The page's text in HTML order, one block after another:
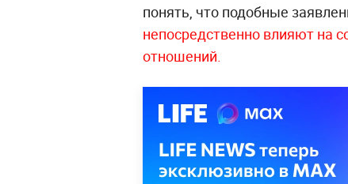
понять, что подобные
непосредственно влияют на
отношений.